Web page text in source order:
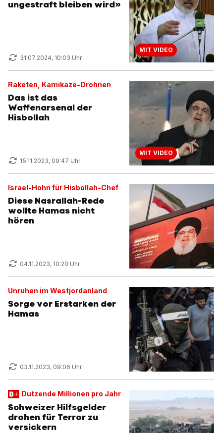
ungestraft bleiben wird»
31.07.2024, 10:03 Uhr
MIT VIDEO
Raketen, Kamikaze-Drohnen
Das ist das
Waffenarsenal der
Hisbollah
15.11.2023, 09:47 Uhr
MIT VIDEO
Israel-Hohn für Hisbollah-Chef
Diese Nasrallah-Rede
wollte Hamas nicht
hören
04.11.2023, 10:20 Uhr
Unruhen im Westjordanland
Sorge vor Erstarken der
Hamas
03.11.2023, 09:06 Uhr
Dutzende Millionen pro Jahr
Schweizer Hilfsgelder
drohen für Terror zu
versickern